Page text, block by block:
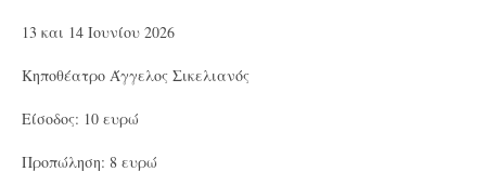
13 και 14 Ιουνίου 2026
Κηποθέατρο Άγγελος Σικελιανός
Είσοδος: 10 ευρώ
Προπώληση: 8 ευρώ